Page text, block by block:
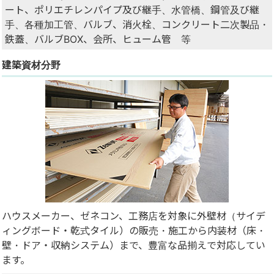
ート、ポリエチレンパイプ及び継手、水管橋、鋼管及び継
手、各種加工管、バルブ、消火栓、コンクリート二次製品・
鉄蓋、バルブBOX、会所、ヒューム管 等
建築資材分野
ハウスメーカー、ゼネコン、工務店を対象に外壁材（サイデ
ィングボード・乾式タイル）の販売・施工から内装材（床・
壁・ドア・収納システム）まで、豊富な品揃えで対応してい
ます。